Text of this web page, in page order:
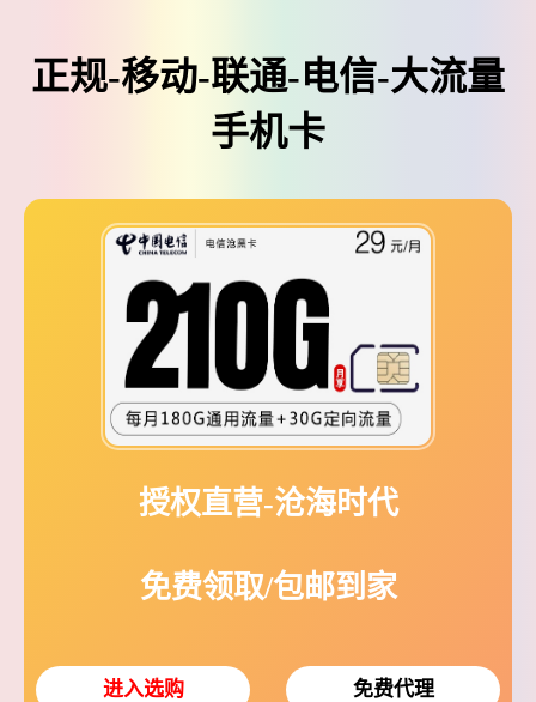
正规-移动-联通-电信-大流量
手机卡
授权直营-沧海时代
免费领取/包邮到家
进入选购 免费代理